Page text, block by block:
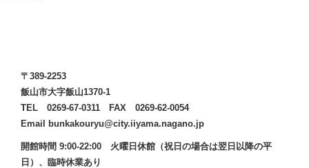
〒389-2253
飯山市大字飯山1370-1
TEL 0269-67-0311 FAX 0269-62-0054
Email bunkakouryu@city.iiyama.nagano.jp
開館時間 9:00-22:00 火曜日休館（祝日の場合は翌日以降の平
日）、臨時休業あり